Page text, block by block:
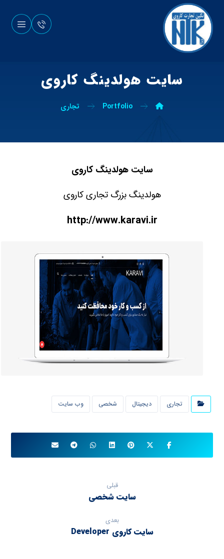
سایت هولدینگ کاروی
Portfolio تجاری
سایت هولدینگ کاروی
هولدینگ بزرگ تجاری کاروی
http://www.karavi.ir
تجاری دیجیتال شخصی وب سایت
قبلی
سایت شخصی
بعدی
سایت کاروی Developer